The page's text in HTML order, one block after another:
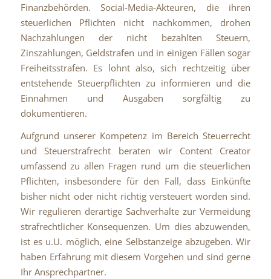
Finanzbehörden. Social-Media-Akteuren, die ihren
steuerlichen Pflichten nicht nachkommen, drohen
Nachzahlungen der nicht bezahlten Steuern,
Zinszahlungen, Geldstrafen und in einigen Fällen sogar
Freiheitsstrafen. Es lohnt also, sich rechtzeitig über
entstehende Steuerpflichten zu informieren und die
Einnahmen und Ausgaben sorgfältig zu
dokumentieren.
Aufgrund unserer Kompetenz im Bereich Steuerrecht
und Steuerstrafrecht beraten wir Content Creator
umfassend zu allen Fragen rund um die steuerlichen
Pflichten, insbesondere für den Fall, dass Einkünfte
bisher nicht oder nicht richtig versteuert worden sind.
Wir regulieren derartige Sachverhalte zur Vermeidung
strafrechtlicher Konsequenzen. Um dies abzuwenden,
ist es u.U. möglich, eine Selbstanzeige abzugeben. Wir
haben Erfahrung mit diesem Vorgehen und sind gerne
Ihr Ansprechpartner.